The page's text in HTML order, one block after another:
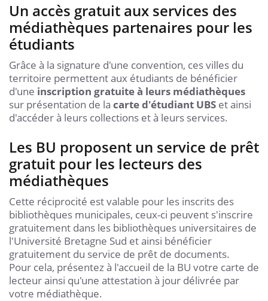
Un accès gratuit aux services des
médiathèques partenaires pour les
étudiants
Grâce à la signature d'une convention, ces villes du
territoire permettent aux étudiants de bénéficier
d'une inscription gratuite à leurs médiathèques
sur présentation de la carte d'étudiant UBS et ainsi
d'accéder à leurs collections et à leurs services.
Les BU proposent un service de prêt
gratuit pour les lecteurs des
médiathèques
Cette réciprocité est valable pour les inscrits des
bibliothèques municipales, ceux-ci peuvent s'inscrire
gratuitement dans les bibliothèques universitaires de
l'Université Bretagne Sud et ainsi bénéficier
gratuitement du service de prêt de documents.
Pour cela, présentez à l'accueil de la BU votre carte de
lecteur ainsi qu'une attestation à jour délivrée par
votre médiathèque.